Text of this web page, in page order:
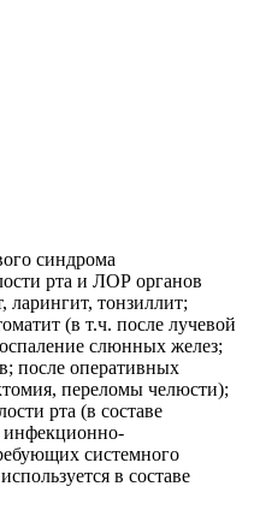
синдрома
рта и ЛОР органов
ларингит, тонзиллит;
(в т.ч. после лучевой
слюнных желез;
после оперативных
переломы челюсти);
рта (в составе
системного
в составе